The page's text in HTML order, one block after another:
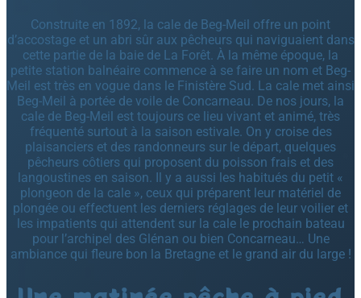
Construite en 1892, la cale de Beg-Meil offre un point
d’accostage et un abri sûr aux pêcheurs qui naviguaient dans
cette partie de la baie de La Forêt. À la même époque, la
petite station balnéaire commence à se faire un nom et Beg-
Meil est très en vogue dans le Finistère Sud. La cale met ainsi
Beg-Meil à portée de voile de Concarneau. De nos jours, la
cale de Beg-Meil est toujours ce lieu vivant et animé, très
fréquenté surtout à la saison estivale. On y croise des
plaisanciers et des randonneurs sur le départ, quelques
pêcheurs côtiers qui proposent du poisson frais et des
langoustines en saison. Il y a aussi les habitués du petit «
plongeon de la cale », ceux qui préparent leur matériel de
plongée ou effectuent les derniers réglages de leur voilier et
les impatients qui attendent sur la cale le prochain bateau
pour l’archipel des Glénan ou bien Concarneau… Une
ambiance qui fleure bon la Bretagne et le grand air du large !